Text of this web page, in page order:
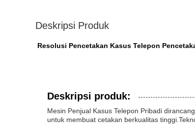
Deskripsi Produk
Resolusi Pencetakan Kasus Telepon
Deskripsi produk:
Mesin Penjual Kasus Telepon Pribadi
untuk membuat cetakan berkualitas